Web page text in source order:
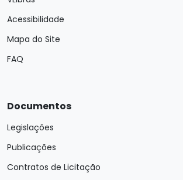
Acessibilidade
Mapa do Site
FAQ
Documentos
Legislações
Publicações
Contratos de Licitação